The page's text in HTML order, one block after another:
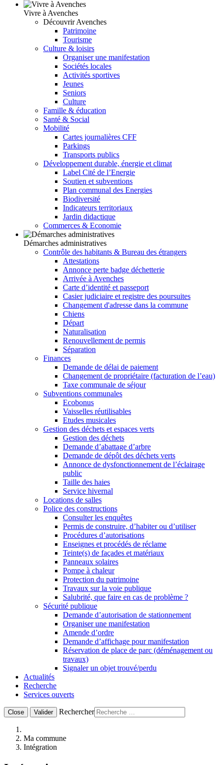
Vivre à Avenches
Découvrir Avenches
Patrimoine
Tourisme
Culture & loisirs
Organiser une manifestation
Sociétés locales
Activités sportives
Jeunes
Seniors
Culture
Famille & éducation
Santé & Social
Mobilité
Cartes journalières CFF
Parkings
Transports publics
Développement durable, énergie et climat
Label Cité de l’Energie
Soutien et subventions
Plan communal des Energies
Biodiversité
Indicateurs territoriaux
Jardin didactique
Commerces & Economie
Démarches administratives
Contrôle des habitants & Bureau des étrangers
Attestations
Annonce perte badge déchetterie
Arrivée à Avenches
Carte d’identité et passeport
Casier judiciaire et registre des poursuites
Changement d'adresse dans la commune
Chiens
Départ
Naturalisation
Renouvellement de permis
Séparation
Finances
Demande de délai de paiement
Changement de propriétaire (facturation de l’eau)
Taxe communale de séjour
Subventions communales
Ecobonus
Vaisselles réutilisables
Etudes musicales
Gestion des déchets et espaces verts
Gestion des déchets
Demande d’abattage d’arbre
Demande de dépôt des déchets verts
Annonce de dysfonctionnement de l’éclairage
public
Taille des haies
Service hivernal
Locations de salles
Police des constructions
Consulter les enquêtes
Permis de construire, d’habiter ou d’utiliser
Procédures d’autorisations
Enseignes et procédés de réclame
Teinte(s) de façades et matériaux
Panneaux solaires
Pompe à chaleur
Protection du patrimoine
Travaux sur la voie publique
Salubrité, que faire en cas de problème ?
Sécurité publique
Demande d’autorisation de stationnement
Organiser une manifestation
Amende d’ordre
Demande d’affichage pour manifestation
Réservation de place de parc (déménagement ou
travaux)
Signaler un objet trouvé/perdu
Actualités
Recherche
Services ouverts
Close Valider Rechercher
Ma commune
Intégration